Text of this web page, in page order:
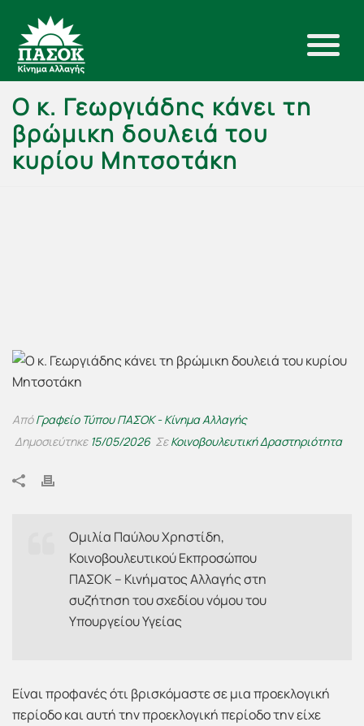
Ο κ. Γεωργιάδης κάνει τη
βρώμικη δουλειά του
κυρίου Μητσοτάκη
ΑπόΓραφείο Τύπου ΠΑΣΟΚ - Κίνημα Αλλαγής
Δημοσιεύτηκε 15/05/2026 ΣεΚοινοβουλευτική Δραστηριότητα
Ομιλία Παύλου Χρηστίδη,
Κοινοβουλευτικού Εκπροσώπου
ΠΑΣΟΚ – Κινήματος Αλλαγής στη
συζήτηση του σχεδίου νόμου του
Υπουργείου Υγείας
Είναι προφανές ότι βρισκόμαστε σε μια προεκλογική
περίοδο και αυτή την προεκλογική περίοδο την είχε